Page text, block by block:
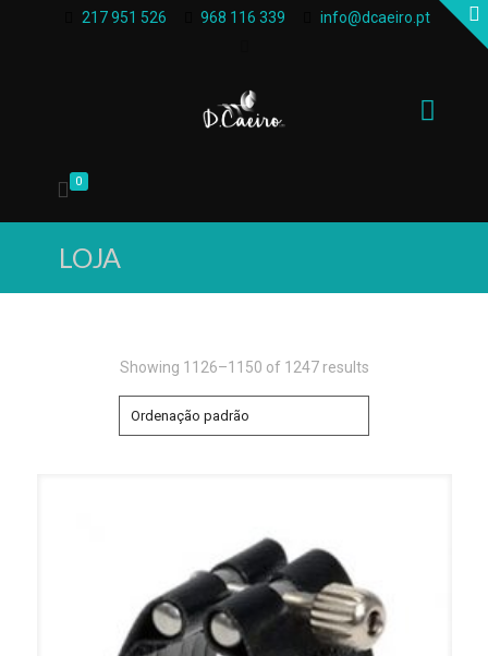
217 951 526 968 116 339 info@dcaeiro.pt
0
LOJA
Showing 1126–1150 of 1247 results